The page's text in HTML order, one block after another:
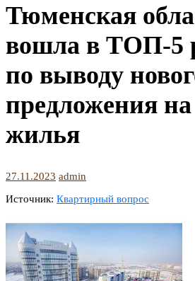
Тюменская
вошла в ТОП-5
по выводу
предложения
жилья
27.11.2023 admin
Источник: Квартирный вопрос